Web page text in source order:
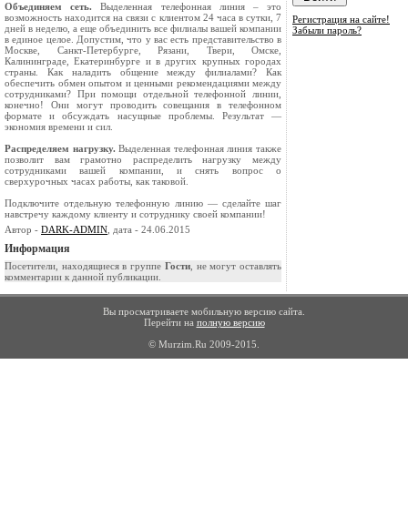
Объединяем сеть. Выделенная телефонная линия – это
возможность находится на связи с клиентом 24 часа в сутки, 7
дней в неделю, а еще объединить все филиалы вашей компании
в единое целое. Допустим, что у вас есть представительство в
Москве, Санкт-Петербурге, Рязани, Твери, Омске,
Калининграде, Екатеринбурге и в других крупных городах
страны. Как наладить общение между филиалами? Как
обеспечить обмен опытом и ценными рекомендациями между
сотрудниками? При помощи отдельной телефонной линии,
конечно! Они могут проводить совещания в телефонном
формате и обсуждать насущные проблемы. Результат —
экономия времени и сил.
Распределяем нагрузку. Выделенная телефонная линия также
позволит вам грамотно распределить нагрузку между
сотрудниками вашей компании, и снять вопрос о
сверхурочных часах работы, как таковой.
Подключите отдельную телефонную линию — сделайте шаг
навстречу каждому клиенту и сотруднику своей компании!
Автор - DARK-ADMIN , дата - 24.06.2015
Информация
Посетители, находящиеся в группе Гости, не могут оставлять
комментарии к данной публикации.
Регистрация на сайте!
Забыли пароль?
Вы просматриваете мобильную версию сайта.
Перейти на полную версию
© Murzim.Ru 2009-2015.